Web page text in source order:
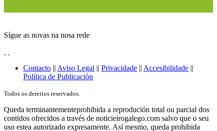
Sígue as novas na nosa rede
Contacto || Aviso Legal || Privacidade || Accesibilidade ||
Política de Publicación
Todos os dereitos reservados.
Queda terminantementeprohibida a reprodución total ou parcial dos
contidos ofrecidos a través de noticieirogalego.com salvo que o seu
uso estea autorizado expresamente. Así mesmo, queda prohibida